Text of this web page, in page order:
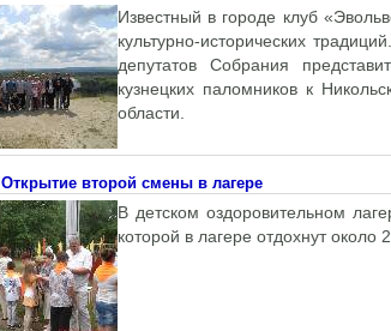
Известный в городе клуб
культурно-исторических
депутатов Собрания
кузнецких паломников к
области.
Открытие второй смены в лагере
В детском оздоровительном
которой в лагере отдохнут около